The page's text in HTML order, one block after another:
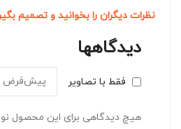
نظرات دیگران را بخوانید و تصمیم
دیدگاهها
فقط با تصاویر
هیچ دیدگاهی برای این محصول